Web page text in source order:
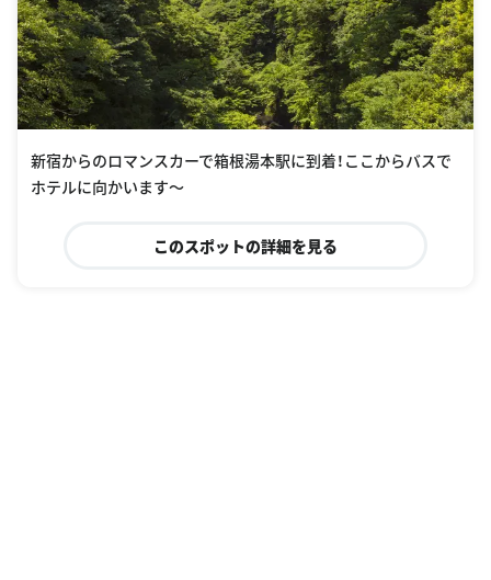
新宿からのロマンスカーで箱根湯本駅に到着！ここからバスで
ホテルに向かいます〜
このスポットの詳細を見る